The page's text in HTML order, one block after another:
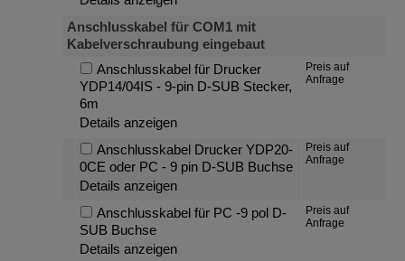
Anschlusskabel für COM1 mit
Kabelverschraubung eingebaut
Anschlusskabel für Drucker
YDP14/04IS - 9-pin D-SUB Stecker,
6m
Details anzeigen
Preis auf
Anfrage
Anschlusskabel Drucker YDP20-
0CE oder PC - 9 pin D-SUB Buchse
Details anzeigen
Preis auf
Anfrage
Anschlusskabel für PC -9 pol D-
SUB Buchse
Details anzeigen
Preis auf
Anfrage